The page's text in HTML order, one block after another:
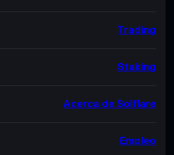
Trading
Staking
Acerca de Solflare
Empleo